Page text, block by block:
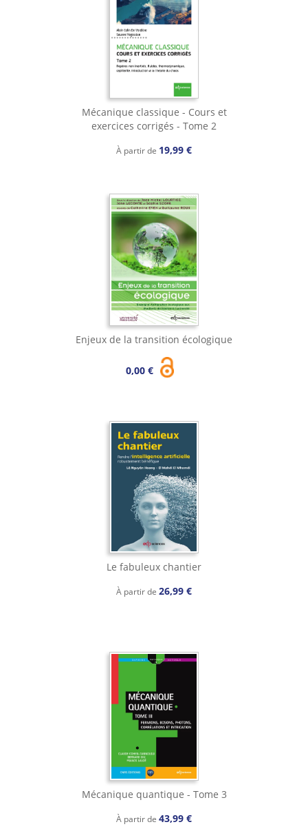
Mécanique classique - Cours et
exercices corrigés - Tome 2
À partir de 19,99 €
Enjeux de la transition écologique
0,00 €
Le fabuleux chantier
À partir de 26,99 €
Mécanique quantique - Tome 3
À partir de 43,99 €